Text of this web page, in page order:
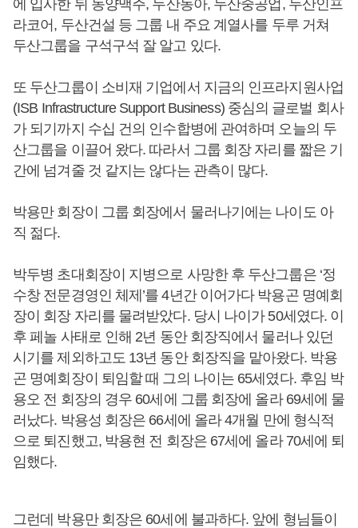
에 입사한 뒤 동양맥주, 두산동아, 두산중공업, 두산인프
라코어, 두산건설 등 그룹 내 주요 계열사를 두루 거쳐
두산그룹을 구석구석 잘 알고 있다.
또 두산그룹이 소비재 기업에서 지금의 인프라지원사업
(ISB Infrastructure Support Business) 중심의 글로벌 회사
가 되기까지 수십 건의 인수합병에 관여하며 오늘의 두
산그룹을 이끌어 왔다. 따라서 그룹 회장 자리를 짧은 기
간에 넘겨줄 것 같지는 않다는 관측이 많다.
박용만 회장이 그룹 회장에서 물러나기에는 나이도 아
직 젊다.
박두병 초대회장이 지병으로 사망한 후 두산그룹은 ‘정
수창 전문경영인 체제’를 4년간 이어가다 박용곤 명예회
장이 회장 자리를 물려받았다. 당시 나이가 50세였다. 이
후 페놀 사태로 인해 2년 동안 회장직에서 물러나 있던
시기를 제외하고도 13년 동안 회장직을 맡아왔다. 박용
곤 명예회장이 퇴임할 때 그의 나이는 65세였다. 후임 박
용오 전 회장의 경우 60세에 그룹 회장에 올라 69세에 물
러났다. 박용성 회장은 66세에 올라 4개월 만에 형식적
으로 퇴진했고, 박용현 전 회장은 67세에 올라 70세에 퇴
임했다.
그런데 박용만 회장은 60세에 불과하다. 앞에 형님들이